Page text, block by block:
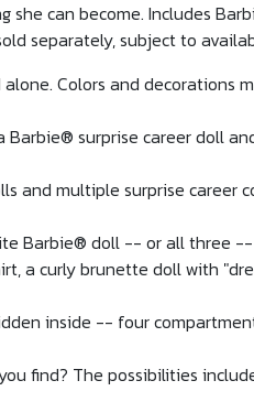
she can become. Includes
separately, subject to
Colors and decorations
Barbie® surprise career doll
and multiple surprise career
Barbie® doll -- or all three
a curly brunette doll with
inside -- four
find? The possibilities